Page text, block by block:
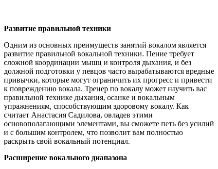
Развитие правильной техники
Одним из основных преимуществ занятий вокалом является
развитие правильной вокальной техники. Пение требует
сложной координации мышц и контроля дыхания, и без
должной подготовки у певцов часто вырабатываются вредные
привычки, которые могут ограничить их прогресс и привести
к повреждению вокала. Тренер по вокалу может научить вас
правильной технике дыхания, осанке и вокальным
упражнениям, способствующим здоровому вокалу. Как
считает Анастасия Садилова, овладев этими
основополагающими элементами, вы сможете петь без усилий
и с большим контролем, что позволит вам полностью
раскрыть свой вокальный потенциал.
Расширение вокального диапазона